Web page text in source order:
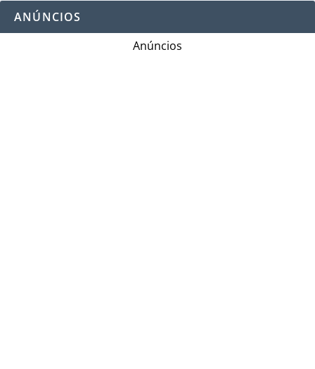
ANÚNCIOS
Anúncios